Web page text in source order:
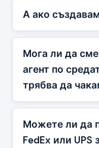
А ако
Мога ли да
агент по
трябва да
Можете ли да
FedEx или